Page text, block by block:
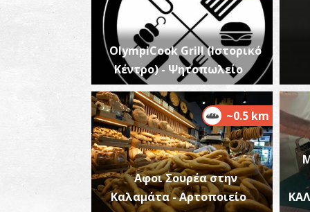
OlympiCook Grill (Ιστορικό
Κέντρο) - Ψητοπωλείο
~0.5 km
Αφοι Σουρέα στην
Καλαμάτα - Αρτοποιείο